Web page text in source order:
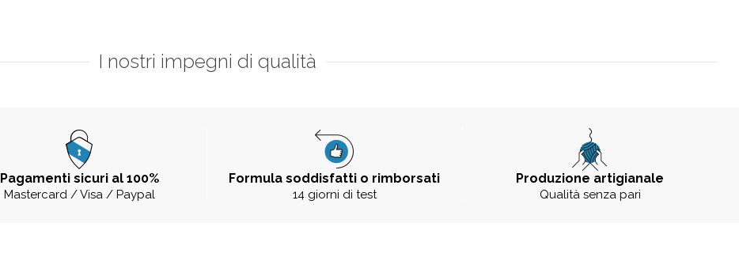
I nostri impegni di qualità
Pagamenti sicuri al 100%
Mastercard / Visa / Paypal
Formula soddisfatti o rimborsati
14 giorni di test
Produzione artigianale
Qualità senza pari